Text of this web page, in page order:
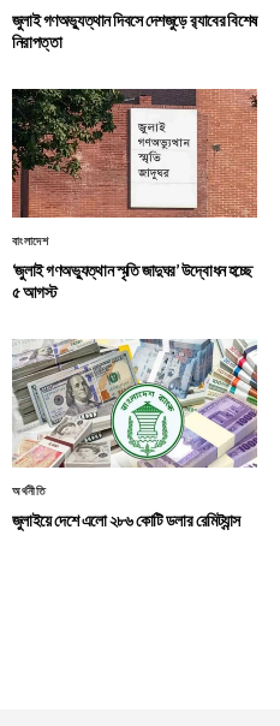
জুলাই গণঅভ্যুত্থান দিবসে দেশজুড়ে র‌্যাবের বিশেষ
নিরাপত্তা
বাংলাদেশ
‘জুলাই গণঅভ্যুত্থান স্মৃতি জাদুঘর’ উদ্বোধন হচ্ছে
৫ আগস্ট
অর্থনীতি
জুলাইয়ে দেশে এলো ২৮৬ কোটি ডলার রেমিট্যান্স